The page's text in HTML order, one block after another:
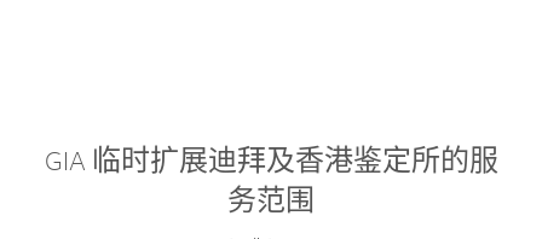
GIA 临时扩展迪拜及香港鉴定所的服
务范围